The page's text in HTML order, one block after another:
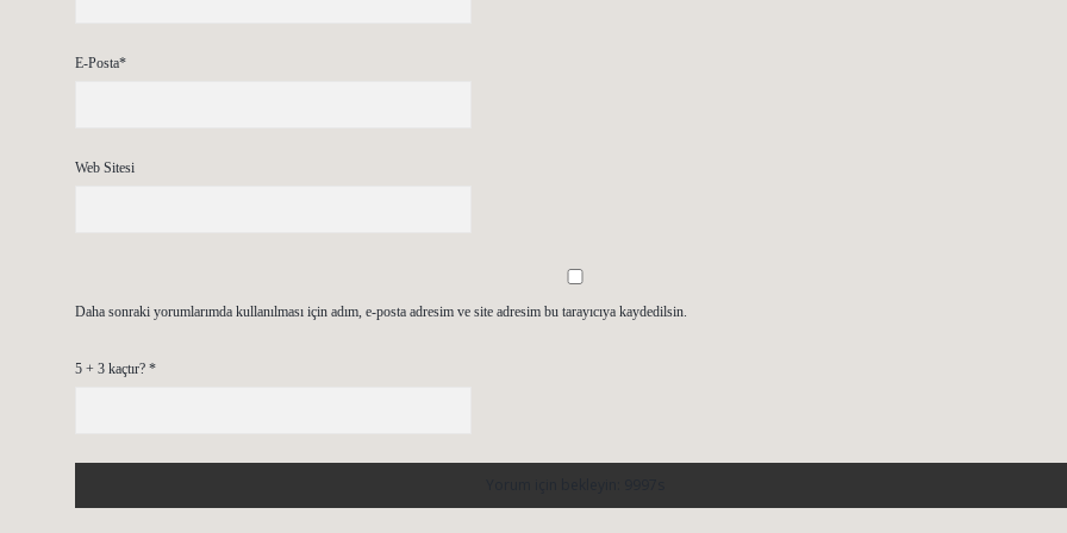
E-Posta*
Web Sitesi
Daha sonraki yorumlarımda kullanılması için adım, e-posta adresim ve site adresim bu tarayıcıya kaydedilsin.
5 + 3 kaçtır? *